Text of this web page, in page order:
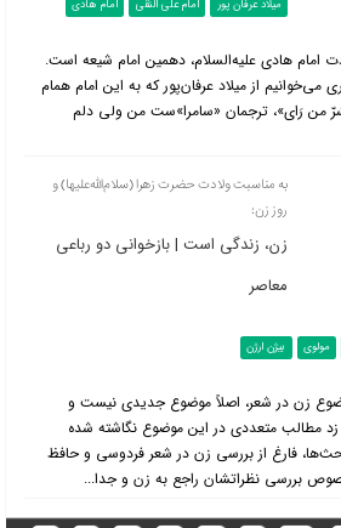
میلاد عرفان پور امام علی النقی امام هادی
امام هادی علیه‌السلام، دهمین امام شیعه است.
از میلاد عرفان‌پور که به این امام همام
رَای»، ترجمان «سامرا»ست من ولی دلم
به مناسبت ولادت حضرت زهرا (سلام‌الله‌علیها) و
روز زن:
زن، زندگی است | بازخوانی دو رباعی
معاصر
مولوی بیژن ارژن
زن در شعر، اصلاً موضوع جدیدی نیست و
متعددی در این موضوع نگاشته شده
فارغ از بررسی زن در شعر فردوسی و حافظ
بررسی نظراتشان راجع به زن و جدا...